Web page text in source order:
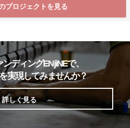
プロジェクトを見る
ディングENjiNEで、
実現してみませんか？
詳しく見る